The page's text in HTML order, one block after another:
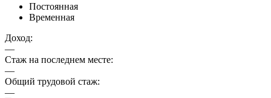
Постоянная
Временная
Доход:
—
Стаж на последнем месте:
—
Общий трудовой стаж:
—